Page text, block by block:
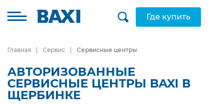
Где купить
Главная Сервис Сервисные центры
АВТОРИЗОВАННЫЕ
СЕРВИСНЫЕ ЦЕНТРЫ BAXI В
ЩЕРБИНКЕ